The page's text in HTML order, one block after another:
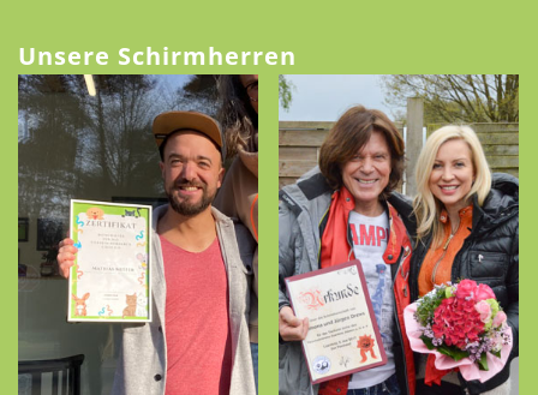
Unsere Schirmherren